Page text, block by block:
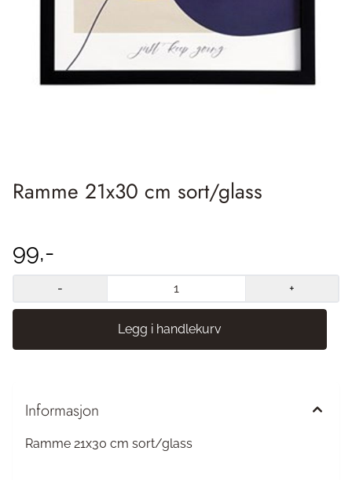
Ramme 21x30 cm sort/glass
99,-
- +
Informasjon
Ramme 21x30 cm sort/glass